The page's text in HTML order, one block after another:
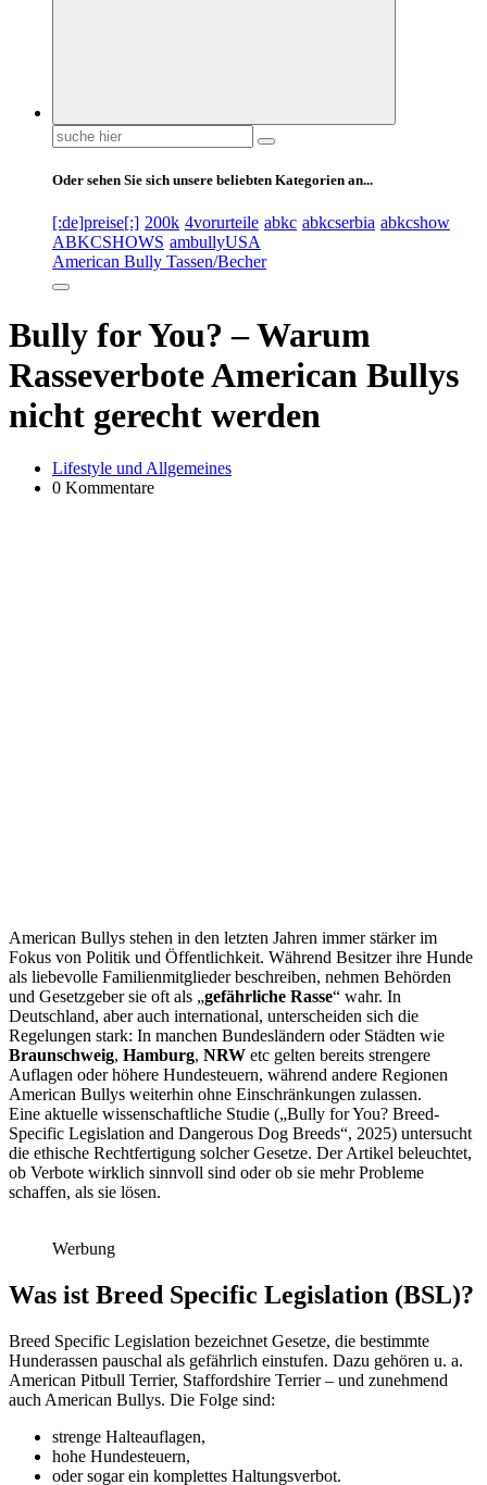
Suchen
nach:
Oder sehen Sie sich unsere beliebten Kategorien an...
[:de]preise[:] 200k 4vorurteile abkc abkcserbia abkcshow
ABKCSHOWS ambullyUSA
American Bully Tassen/Becher
Bully for You? – Warum
Rasseverbote American Bullys
nicht gerecht werden
Lifestyle und Allgemeines
0 Kommentare
American Bullys stehen in den letzten Jahren immer stärker im
Fokus von Politik und Öffentlichkeit. Während Besitzer ihre Hunde
als liebevolle Familienmitglieder beschreiben, nehmen Behörden
und Gesetzgeber sie oft als „gefährliche Rasse“ wahr. In
Deutschland, aber auch international, unterscheiden sich die
Regelungen stark: In manchen Bundesländern oder Städten wie
Braunschweig, Hamburg, NRW etc gelten bereits strengere
Auflagen oder höhere Hundesteuern, während andere Regionen
American Bullys weiterhin ohne Einschränkungen zulassen.
Eine aktuelle wissenschaftliche Studie („Bully for You? Breed-
Specific Legislation and Dangerous Dog Breeds“, 2025) untersucht
die ethische Rechtfertigung solcher Gesetze. Der Artikel beleuchtet,
ob Verbote wirklich sinnvoll sind oder ob sie mehr Probleme
schaffen, als sie lösen.
Werbung
Was ist Breed Specific Legislation (BSL)?
Breed Specific Legislation bezeichnet Gesetze, die bestimmte
Hunderassen pauschal als gefährlich einstufen. Dazu gehören u. a.
American Pitbull Terrier, Staffordshire Terrier – und zunehmend
auch American Bullys. Die Folge sind:
strenge Halteauflagen,
hohe Hundesteuern,
oder sogar ein komplettes Haltungsverbot.